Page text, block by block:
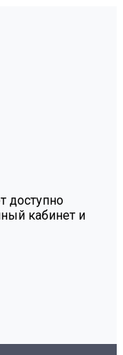
доступно
кабинет и